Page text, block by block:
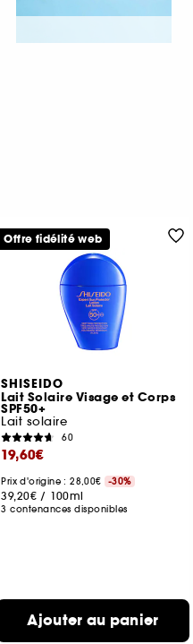
SHISEIDO
Lait Solaire Visage et Corps
SPF50+
Lait solaire
60
19,60€
Prix d'origine : 28,00€ -30%
39,20€ / 100ml
3 contenances disponibles
Ajouter au panier
Offre fidélité web